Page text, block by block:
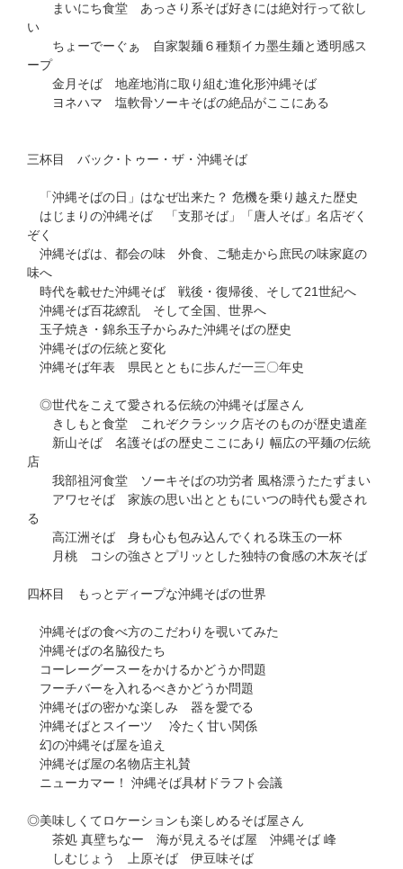
まいにち食堂 あっさり系そば好きには絶対行って欲し
い
ちょーでーぐぁ 自家製麺６種類イカ墨生麺と透明感ス
ープ
金月そば 地産地消に取り組む進化形沖縄そば
ヨネハマ 塩軟骨ソーキそばの絶品がここにある
三杯目 バック･トゥー・ザ・沖縄そば
「沖縄そばの日」はなぜ出来た？ 危機を乗り越えた歴史
はじまりの沖縄そば 「支那そば」「唐人そば」名店ぞく
ぞく
沖縄そばは、都会の味 外食、ご馳走から庶民の味家庭の
味へ
時代を載せた沖縄そば 戦後・復帰後、そして21世紀へ
沖縄そば百花繚乱 そして全国、世界へ
玉子焼き・錦糸玉子からみた沖縄そばの歴史
沖縄そばの伝統と変化
沖縄そば年表 県民とともに歩んだ一三〇年史
◎世代をこえて愛される伝統の沖縄そば屋さん
きしもと食堂 これぞクラシック店そのものが歴史遺産
新山そば 名護そばの歴史ここにあり 幅広の平麺の伝統
店
我部祖河食堂 ソーキそばの功労者 風格漂うたたずまい
アワセそば 家族の思い出とともにいつの時代も愛され
る
高江洲そば 身も心も包み込んでくれる珠玉の一杯
月桃 コシの強さとプリッとした独特の食感の木灰そば
四杯目 もっとディープな沖縄そばの世界
沖縄そばの食べ方のこだわりを覗いてみた
沖縄そばの名脇役たち
コーレーグースーをかけるかどうか問題
フーチバーを入れるべきかどうか問題
沖縄そばの密かな楽しみ 器を愛でる
沖縄そばとスイーツ 冷たく甘い関係
幻の沖縄そば屋を追え
沖縄そば屋の名物店主礼賛
ニューカマー！ 沖縄そば具材ドラフト会議
◎美味しくてロケーションも楽しめるそば屋さん
茶処 真壁ちなー 海が見えるそば屋 沖縄そば 峰
しむじょう 上原そば 伊豆味そば